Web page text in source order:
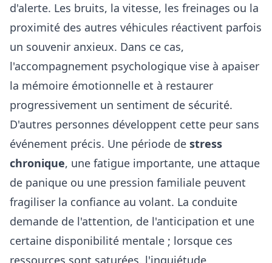
d'alerte. Les bruits, la vitesse, les freinages ou la
proximité des autres véhicules réactivent parfois
un souvenir anxieux. Dans ce cas,
l'accompagnement psychologique vise à apaiser
la mémoire émotionnelle et à restaurer
progressivement un sentiment de sécurité.
D'autres personnes développent cette peur sans
événement précis. Une période de stress
chronique, une fatigue importante, une attaque
de panique ou une pression familiale peuvent
fragiliser la confiance au volant. La conduite
demande de l'attention, de l'anticipation et une
certaine disponibilité mentale ; lorsque ces